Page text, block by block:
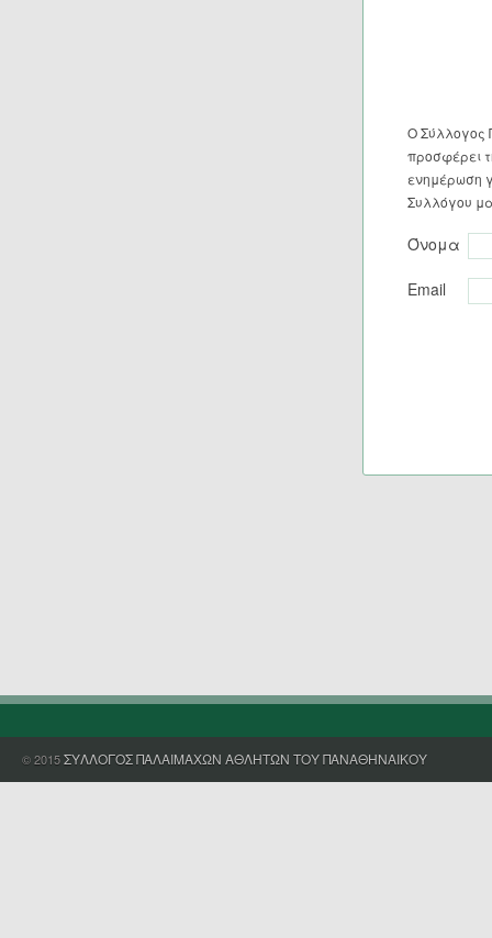
Ο Σύλλογος
προσφέρει
ενημέρωση
Συλλόγου
Όνομα
Email
© 2015ΣΥΛΛΟΓΟΣ ΠΑΛΑΙΜΑΧΩΝ ΑΘΛΗΤΩΝ ΤΟΥ ΠΑΝΑΘΗΝΑΙΚΟΥ